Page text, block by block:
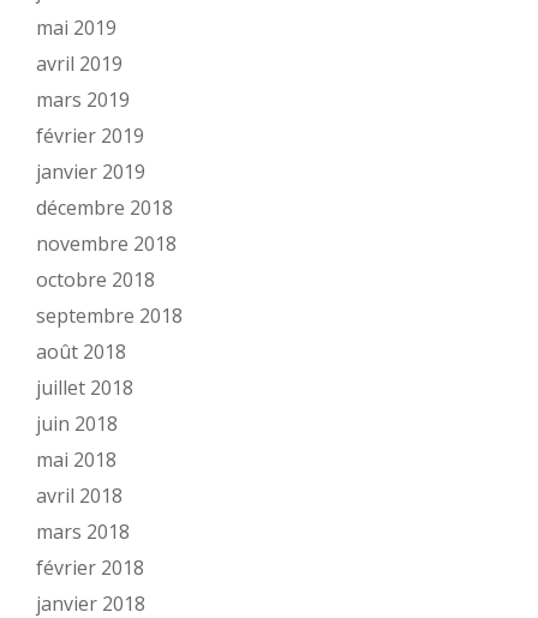
mai 2019
avril 2019
mars 2019
février 2019
janvier 2019
décembre 2018
novembre 2018
octobre 2018
septembre 2018
août 2018
juillet 2018
juin 2018
mai 2018
avril 2018
mars 2018
février 2018
janvier 2018